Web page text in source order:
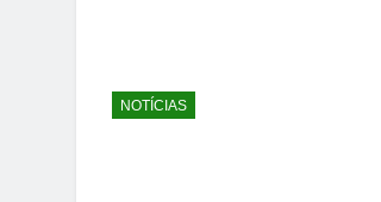
NOTÍCIAS